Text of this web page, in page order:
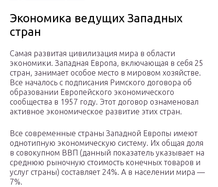
Экономика ведущих Западных
стран
Самая развитая цивилизация мира в области
экономики. Западная Европа, включающая в себя 25
стран, занимает особое место в мировом хозяйстве.
Все началось с подписания Римского договора об
образовании Европейского экономического
сообщества в 1957 году. Этот договор ознаменовал
активное экономическое развитие этих стран.
Все современные страны Западной Европы имеют
однотипную экономическую систему. Их общая доля
в совокупном ВВП (данный показатель указывает на
среднюю рыночную стоимость конечных товаров и
услуг страны) составляет 24%. А в населении мира —
7%.